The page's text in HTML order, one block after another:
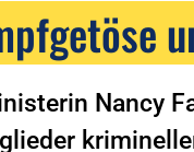
Nancy